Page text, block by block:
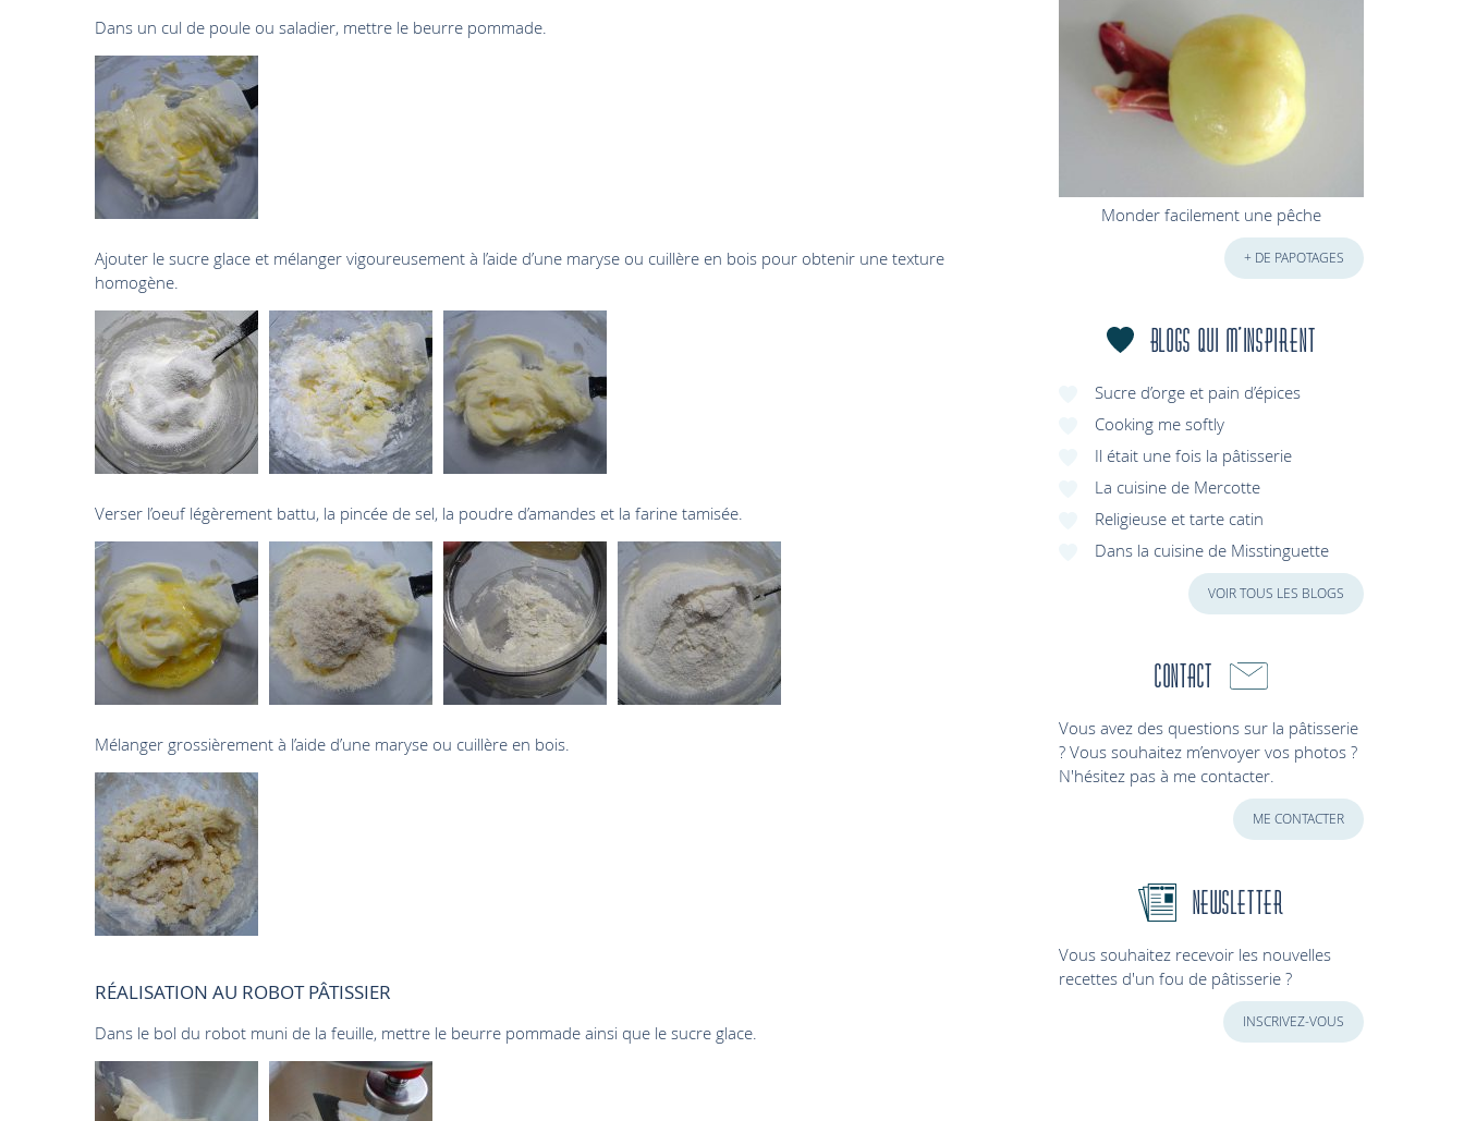
Dans un cul de poule ou saladier, mettre le beurre pommade.
Ajouter le sucre glace et mélanger vigoureusement à l’aide d’une maryse ou cuillère en bois pour obtenir une texture
homogène.
Verser l’oeuf légèrement battu, la pincée de sel, la poudre d’amandes et la farine tamisée.
Mélanger grossièrement à l’aide d’une maryse ou cuillère en bois.
RÉALISATION AU ROBOT PÂTISSIER
Dans le bol du robot muni de la feuille, mettre le beurre pommade ainsi que le sucre glace.
Monder facilement une pêche
+ DE PAPOTAGES
Blogs qui m'inspirent
Sucre d’orge et pain d’épices
Cooking me softly
Il était une fois la pâtisserie
La cuisine de Mercotte
Religieuse et tarte catin
Dans la cuisine de Misstinguette
VOIR TOUS LES BLOGS
Contact
Vous avez des questions sur la pâtisserie
? Vous souhaitez m’envoyer vos photos ?
N'hésitez pas à me contacter.
ME CONTACTER
Newsletter
Vous souhaitez recevoir les nouvelles
recettes d'un fou de pâtisserie ?
INSCRIVEZ-VOUS